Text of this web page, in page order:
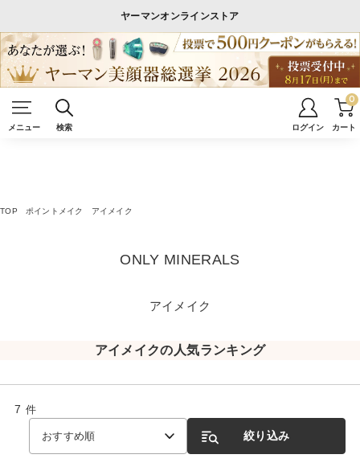
ヤーマンオンラインストア
メニュー 検索 ログイン カート
0
TOP ポイントメイク アイメイク
ONLY MINERALS
アイメイク
アイメイクの人気ランキング
7 件
おすすめ順 絞り込み